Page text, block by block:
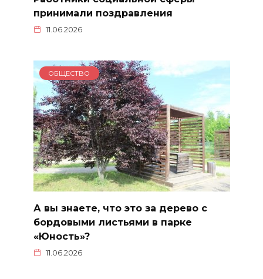
принимали поздравления
11.06.2026
ОБЩЕСТВО
А вы знаете, что это за дерево с
бордовыми листьями в парке
«Юность»?
11.06.2026